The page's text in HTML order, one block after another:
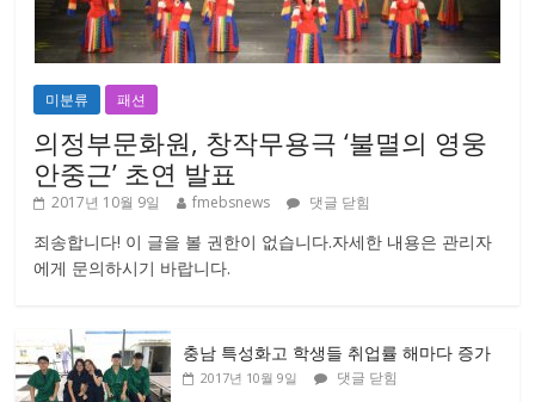
미분류 패션
의정부문화원, 창작무용극 ‘불멸의 영웅
안중근’ 초연 발표
2017년 10월 9일 fmebsnews 댓글 닫힘
죄송합니다! 이 글을 볼 권한이 없습니다.자세한 내용은 관리자
에게 문의하시기 바랍니다.
충남 특성화고 학생들 취업률 해마다 증가
2017년 10월 9일 댓글 닫힘